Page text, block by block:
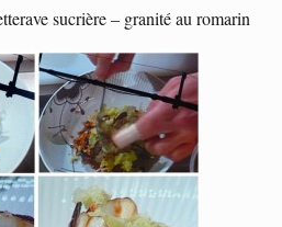
sucrière – granité au romarin